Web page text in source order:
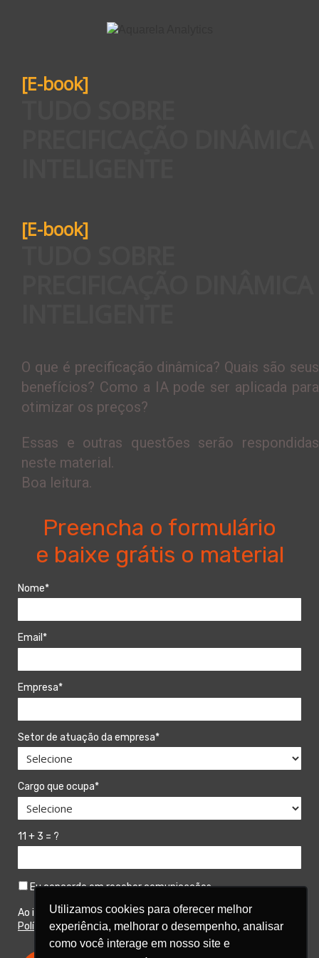
Utilizamos cookies para oferecer melhor
experiência, melhorar o desempenho, analisar
como você interage em nosso site e
[E-book]
[E-book]
O que é precificação dinâmica? Quais são seus
benefícios? Como a IA pode ser aplicada para
otimizar os preços?
Essas e outras questões serão respondidas
neste material.
Boa leitura.
Preencha o formulário
e baixe grátis o material
Nome*
Email*
Empresa*
Setor de atuação da empresa*
Cargo que ocupa*
11 + 3 = ?
Eu concordo em receber comunicações.
Ao informar meus dados, estou ciente das diretrizes da
Política de Privacidadeda Aquarela Analytics.